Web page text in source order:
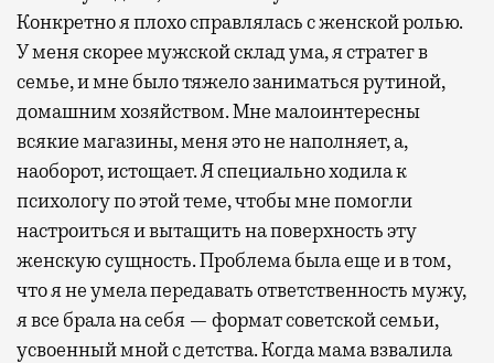
Конкретно я плохо справлялась с женской ролью.
У меня скорее мужской склад ума, я стратег в
семье, и мне было тяжело заниматься рутиной,
домашним хозяйством. Мне малоинтересны
всякие магазины, меня это не наполняет, а,
наоборот, истощает. Я специально ходила к
психологу по этой теме, чтобы мне помогли
настроиться и вытащить на поверхность эту
женскую сущность. Проблема была еще и в том,
что я не умела передавать ответственность мужу,
я все брала на себя — формат советской семьи,
усвоенный мной с детства. Когда мама взвалила